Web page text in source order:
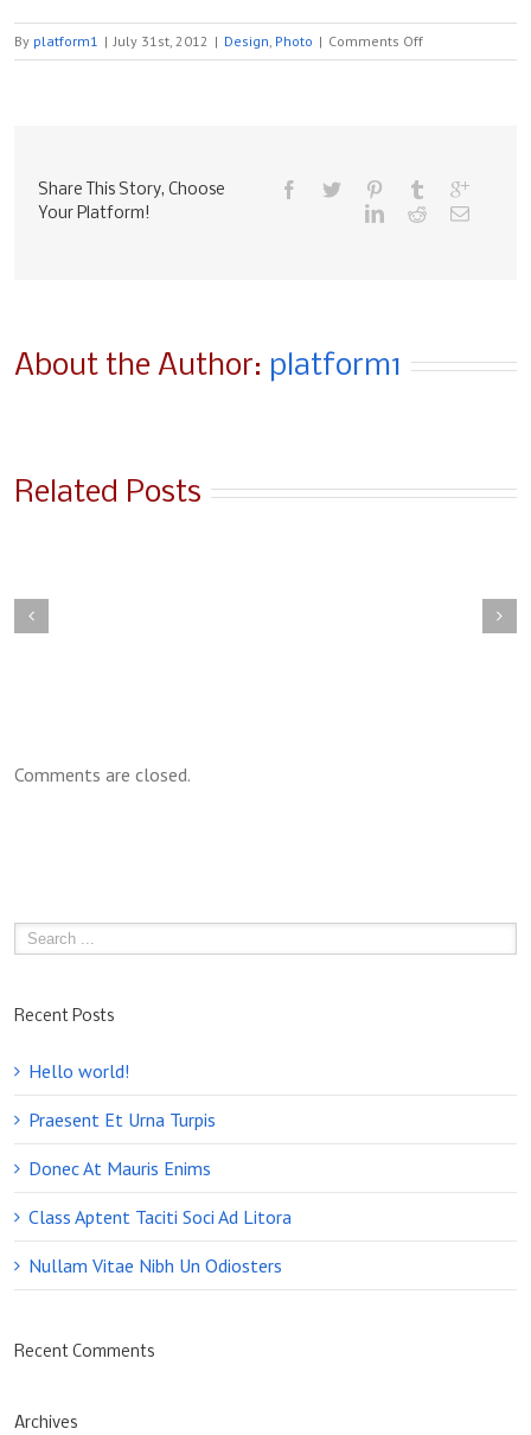
By platform1 | July 31st, 2012 | Design, Photo | Comments Offon
Nunc
Share This Story, Choose
Your Platform!
About the Author: platform1
Related Posts
Comments are closed.
Recent Posts
Hello world!
Praesent Et Urna Turpis
Donec At Mauris Enims
Class Aptent Taciti Soci Ad Litora
Nullam Vitae Nibh Un Odiosters
Recent Comments
Archives